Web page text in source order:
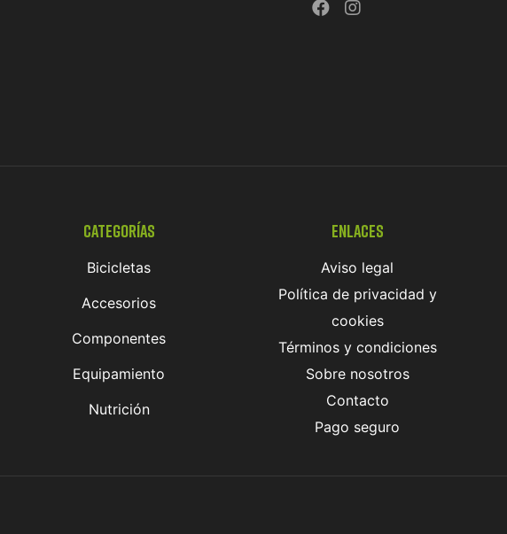
Categorías
Bicicletas
Accesorios
Componentes
Equipamiento
Nutrición
Enlaces
Aviso legal
Política de privacidad y
cookies
Términos y condiciones
Sobre nosotros
Contacto
Pago seguro